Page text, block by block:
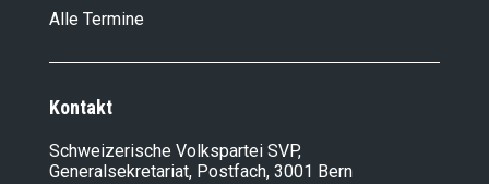
Alle Termine
Kontakt
Schweizerische Volkspartei SVP,
Generalsekretariat, Postfach, 3001 Bern